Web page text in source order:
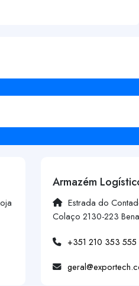
Armazém
Estrada do
Colaço 2130-223
+351 210 353 555